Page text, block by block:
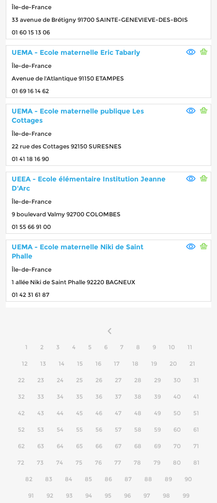
Île-de-France
33 avenue de Brétigny 91700 SAINTE-GENEVIEVE-DES-BOIS
01 60 15 13 06
UEMA - Ecole maternelle Eric Tabarly
Île-de-France
Avenue de l'Atlantique 91150 ETAMPES
01 69 16 14 62
UEMA - Ecole maternelle publique Les
Cottages
Île-de-France
22 rue des Cottages 92150 SURESNES
01 41 18 16 90
UEEA - Ecole élémentaire Institution Jeanne
D'Arc
Île-de-France
9 boulevard Valmy 92700 COLOMBES
01 55 66 91 00
UEMA - Ecole maternelle Niki de Saint
Phalle
Île-de-France
1 allée Niki de Saint Phalle 92220 BAGNEUX
01 42 31 61 87
1 2 3 4 5 6 7 8 9 10 11
12 13 14 15 16 17 18 19 20 21
22 23 24 25 26 27 28 29 30 31
32 33 34 35 36 37 38 39 40 41
42 43 44 45 46 47 48 49 50 51
52 53 54 55 56 57 58 59 60 61
62 63 64 65 66 67 68 69 70 71
72 73 74 75 76 77 78 79 80 81
82 83 84 85 86 87 88 89 90
91 92 93 94 95 96 97 98 99